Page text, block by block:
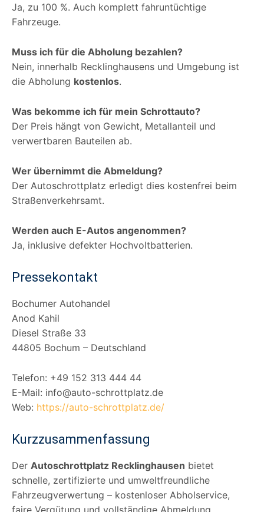
Ja, zu 100 %. Auch komplett fahruntüchtige
Fahrzeuge.
Muss ich für die Abholung bezahlen?
Nein, innerhalb Recklinghausens und Umgebung ist
die Abholung kostenlos.
Was bekomme ich für mein Schrottauto?
Der Preis hängt von Gewicht, Metallanteil und
verwertbaren Bauteilen ab.
Wer übernimmt die Abmeldung?
Der Autoschrottplatz erledigt dies kostenfrei beim
Straßenverkehrsamt.
Werden auch E-Autos angenommen?
Ja, inklusive defekter Hochvoltbatterien.
Pressekontakt
Bochumer Autohandel
Anod Kahil
Diesel Straße 33
44805 Bochum – Deutschland
Telefon: +49 152 313 444 44
E-Mail: info@auto-schrottplatz.de
Web: https://auto-schrottplatz.de/
Kurz­zusammenfassung
Der Autoschrottplatz Recklinghausen bietet
schnelle, zertifizierte und umweltfreundliche
Fahrzeugverwertung – kostenloser Abholservice,
faire Vergütung und vollständige Abmeldung